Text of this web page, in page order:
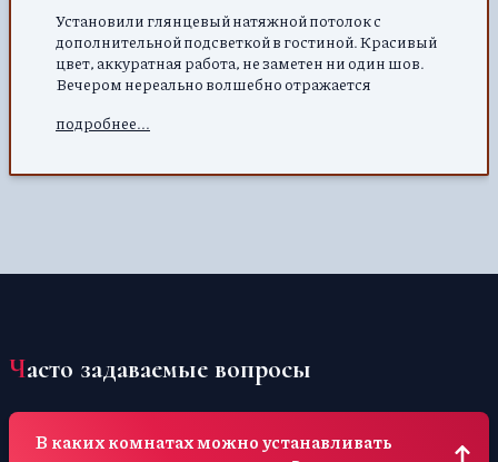
Установили глянцевый натяжной потолок с
дополнительной подсветкой в гостиной. Красивый
цвет, аккуратная работа, не заметен ни один шов.
Вечером нереально волшебно отражается
подробнее...
Часто задаваемые вопросы
В каких комнатах можно устанавливать